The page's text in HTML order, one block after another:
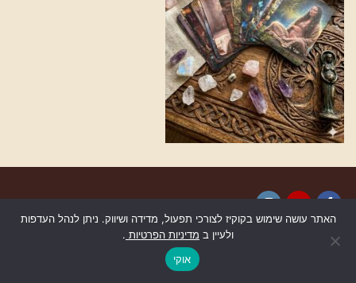
Facebook
YouTube
Instagram
גלילה
האתר עושה שימוש בקוקיז לצורכי תפעול, מדידה ושיווק. ניתן לנהל העדפות
ולעיין ב מדיניות הפרטיות .
אוקי